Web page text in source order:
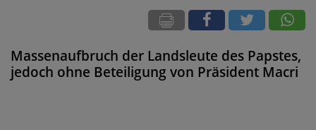
Massenaufbruch der Landsleute des Papstes,
jedoch ohne Beteiligung von Präsident Macri